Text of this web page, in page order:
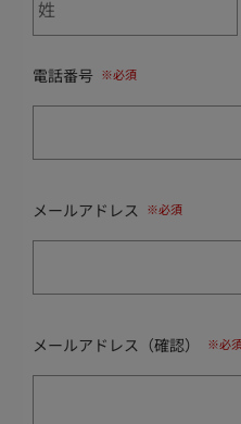
電話番号
メールアドレス
メールアドレス（確認）